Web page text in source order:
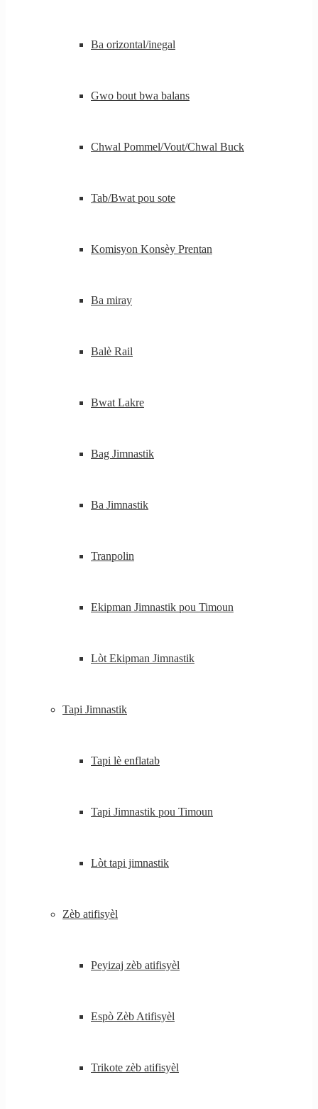
Ba orizontal/inegal
Gwo bout bwa balans
Chwal Pommel/Vout/Chwal Buck
Tab/Bwat pou sote
Komisyon Konsèy Prentan
Ba miray
Balè Rail
Bwat Lakre
Bag Jimnastik
Ba Jimnastik
Tranpolin
Ekipman Jimnastik pou Timoun
Lòt Ekipman Jimnastik
Tapi Jimnastik
Tapi lè enflatab
Tapi Jimnastik pou Timoun
Lòt tapi jimnastik
Zèb atifisyèl
Peyizaj zèb atifisyèl
Espò Zèb Atifisyèl
Trikote zèb atifisyèl